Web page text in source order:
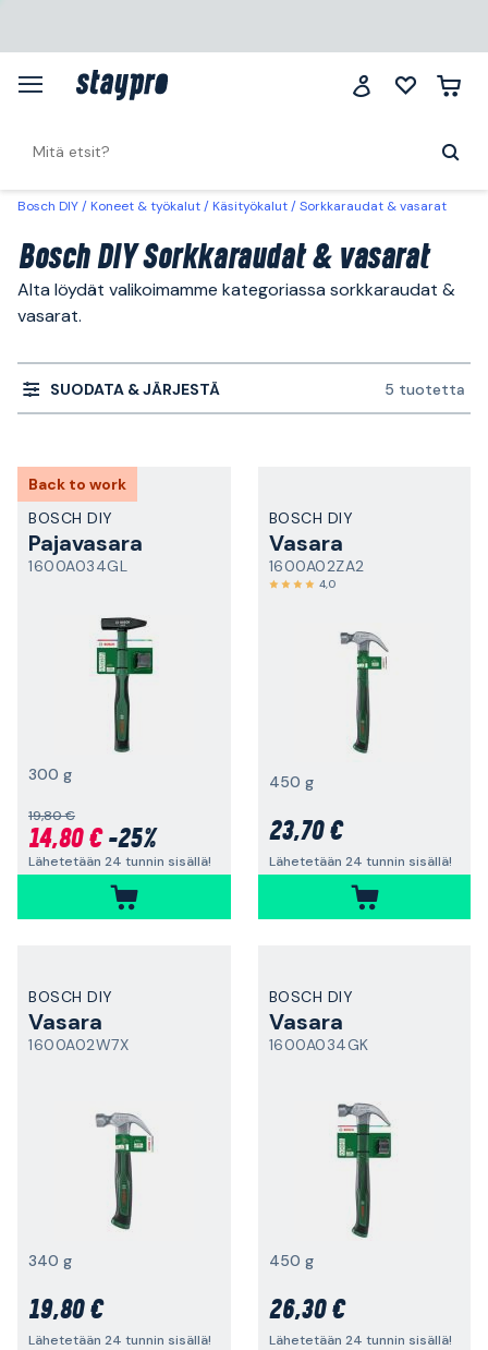
Bosch DIY Koneet & työkalut Käsityökalut Sorkkaraudat & vasarat
Bosch DIY Sorkkaraudat & vasarat
Alta löydät valikoimamme kategoriassa sorkkaraudat &
vasarat.
SUODATA & JÄRJESTÄ 5 tuotetta
Back to work
BOSCH DIY
Pajavasara
1600A034GL
300 g
19,80 €
14,80 €-25%
Lähetetään 24 tunnin sisällä!
BOSCH DIY
Vasara
1600A02ZA2
4,0
450 g
23,70 €
Lähetetään 24 tunnin sisällä!
BOSCH DIY
Vasara
1600A02W7X
340 g
19,80 €
Lähetetään 24 tunnin sisällä!
BOSCH DIY
Vasara
1600A034GK
450 g
26,30 €
Lähetetään 24 tunnin sisällä!